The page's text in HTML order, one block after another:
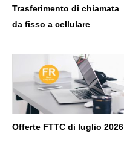
Trasferimento di chiamata
da fisso a cellulare
Offerte FTTC di luglio 2026